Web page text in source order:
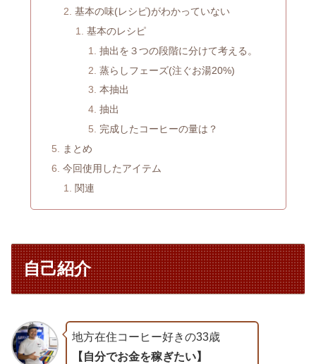
基本の味(レシピ)がわかっていない
基本のレシピ
抽出を３つの段階に分けて考える。
蒸らしフェーズ(注ぐお湯20%)
本抽出
抽出
完成したコーヒーの量は？
まとめ
今回使用したアイテム
関連
自己紹介
地方在住コーヒー好きの33歳
【自分でお金を稼ぎたい】